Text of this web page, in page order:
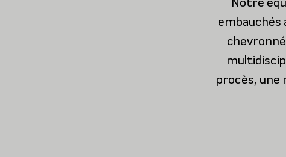
embauchés
procès, une